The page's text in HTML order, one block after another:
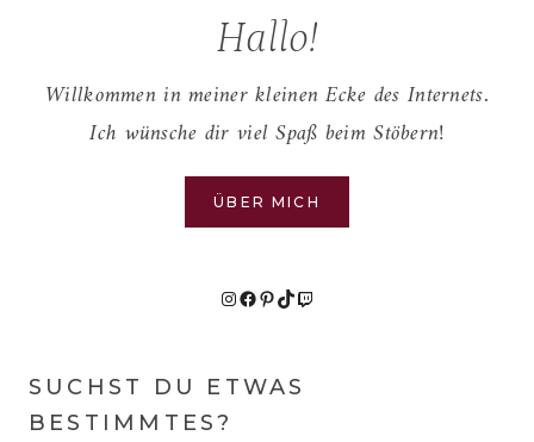
Hallo!
Willkommen in meiner kleinen Ecke des Internets.
Ich wünsche dir viel Spaß beim Stöbern!
ÜBER MICH
Instagram
Facebook
Pinterest
TikTok
Twitch
SUCHST DU ETWAS
BESTIMMTES?